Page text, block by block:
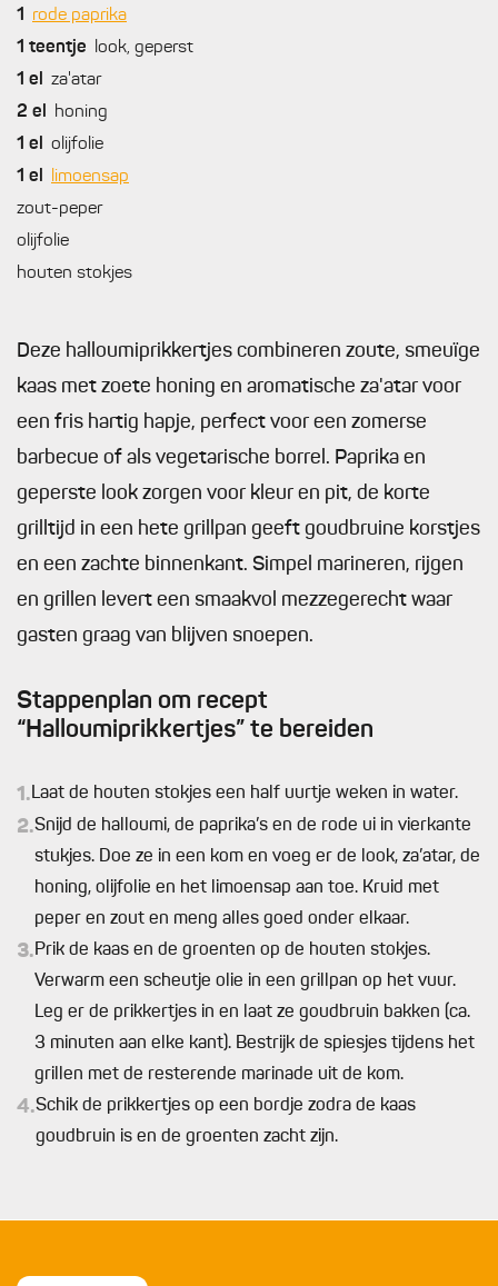
1
rode paprika
1 teentje
look, geperst
1 el
za'atar
2 el
honing
1 el
olijfolie
1 el
limoensap
zout-peper
olijfolie
houten stokjes
Deze halloumiprikkertjes combineren zoute, smeuïge
kaas met zoete honing en aromatische za'atar voor
een fris hartig hapje, perfect voor een zomerse
barbecue of als vegetarische borrel. Paprika en
geperste look zorgen voor kleur en pit, de korte
grilltijd in een hete grillpan geeft goudbruine korstjes
en een zachte binnenkant. Simpel marineren, rijgen
en grillen levert een smaakvol mezzegerecht waar
gasten graag van blijven snoepen.
Stappenplan om recept
“Halloumiprikkertjes” te bereiden
1.Laat de houten stokjes een half uurtje weken in water.
2.Snijd de halloumi, de paprika’s en de rode ui in vierkante
stukjes. Doe ze in een kom en voeg er de look, za’atar, de
honing, olijfolie en het limoensap aan toe. Kruid met
peper en zout en meng alles goed onder elkaar.
3.Prik de kaas en de groenten op de houten stokjes.
Verwarm een scheutje olie in een grillpan op het vuur.
Leg er de prikkertjes in en laat ze goudbruin bakken (ca.
3 minuten aan elke kant). Bestrijk de spiesjes tijdens het
grillen met de resterende marinade uit de kom.
4.Schik de prikkertjes op een bordje zodra de kaas
goudbruin is en de groenten zacht zijn.